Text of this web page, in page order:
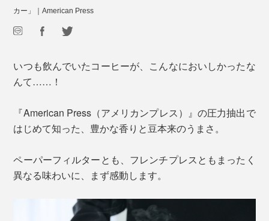
カー」｜American Press
いつも飲んでいたコーヒーが、こんなにおいしかったな
んて……！
『American Press（アメリカンプレス）』の圧力抽出で
はじめて知った、豊かな香りと豆本来のうまさ。
ペーパーフィルターとも、フレンチプレスともまったく
異なる味わいに、まず感動します。